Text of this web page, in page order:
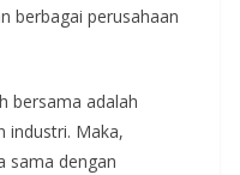
berbagai perusahaan
bersama adalah
industri. Maka,
sama dengan